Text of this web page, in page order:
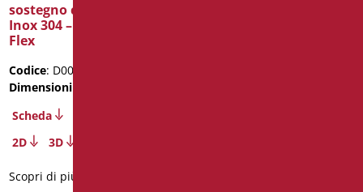
sostegno cm. 40X120 –
Inox 304 – Senza Doccia e
Flex
Codice: D0031BSDF/01
Dimensioni
Scheda
2D
3D
Scopri di più